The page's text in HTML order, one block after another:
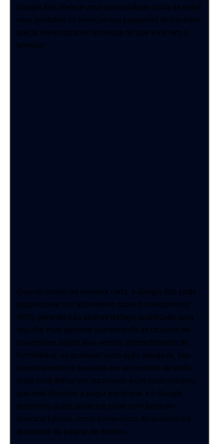
Google Ads oferece uma oportunidade única de exibir
seus produtos ou serviços nas pesquisas de usuários
que já demonstraram interesse no que você tem a
oferecer.
Quando usado da maneira certa, o Google Ads pode
proporcionar um alto retorno sobre o investimento
(ROI), gerando não apenas tráfego qualificado para
seu site, mas também aumentando as chances de
conversões, sejam elas vendas, preenchimento de
formulários, ou qualquer outra ação desejada. Seu
funcionamento é baseado em um modelo de leilão,
onde você define um orçamento e um valor máximo
que está disposto a pagar por clique, e o Google
determina quais anúncios exibir com base em
diversos fatores, como a relevância do anúncio e a
qualidade da página de destino.